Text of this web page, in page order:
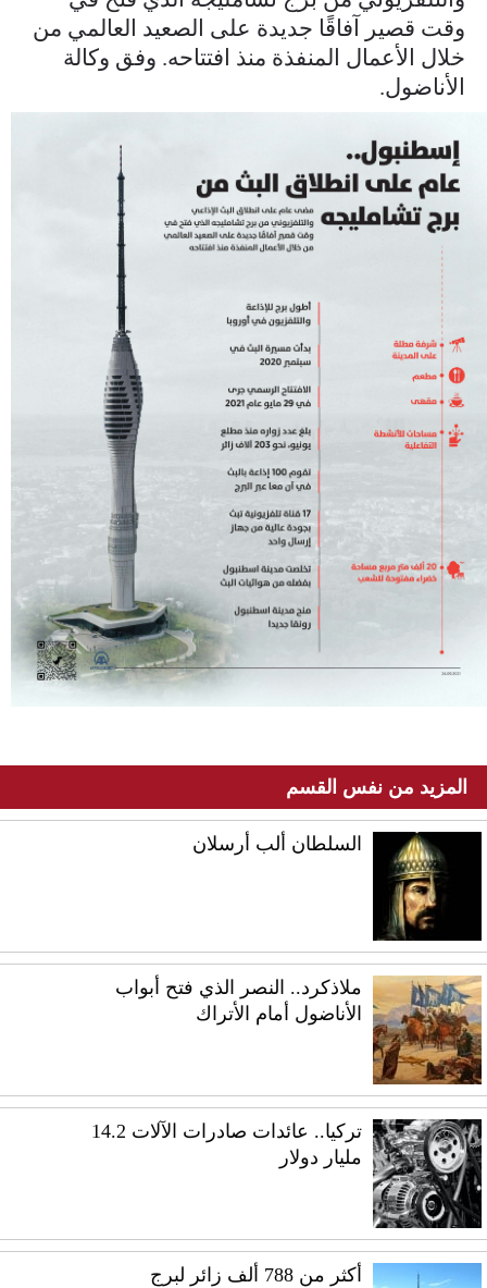
وقت قصير آفاقًا جديدة على الصعيد العالمي من
خلال الأعمال المنفذة منذ افتتاحه. وفق وكالة
الأناضول.
المزيد من نفس القسم
السلطان ألب أرسلان
ملاذكرد.. النصر الذي فتح أبواب
الأناضول أمام الأتراك
تركيا.. عائدات صادرات الآلات 14.2
مليار دولار
أكثر من 788 ألف زائر لبرج